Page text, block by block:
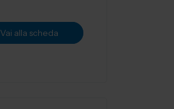
Vai alla scheda